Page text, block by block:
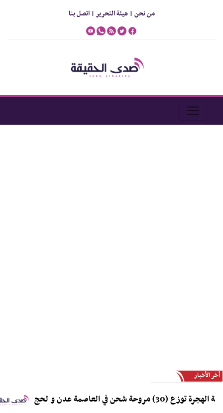
من نحن |هيئة التحرير |اتصل بنا
أخر الأخبار
مروحة شحن في العاصمة عدن و لحج